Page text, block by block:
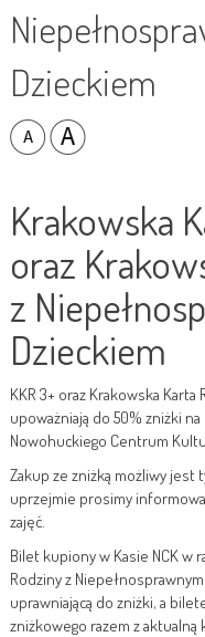
Dzieckiem
Krakowska
oraz
z
Dzieckiem
KKR 3+ oraz Krakowska
upoważniają do 50% zniżki
Nowohuckiego Centrum
Zakup ze zniżką możliwy jest
uprzejmie prosimy
zajęć.
Bilet kupiony w Kasie NCK w
Rodziny z
uprawniającą do zniżki, a
zniżkowego razem z aktualną